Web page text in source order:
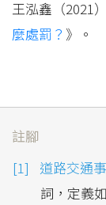
王泓鑫（2021
麼處罰？ 》。
註腳
道路交通
詞，定義